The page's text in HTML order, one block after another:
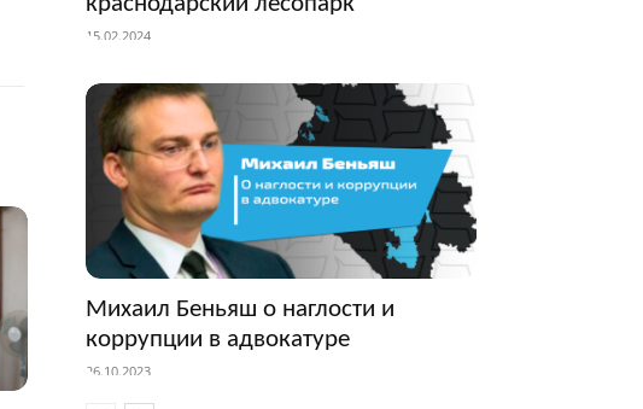
15.02.2024
Михаил Беньяш о наглости и
коррупции в адвокатуре
26.10.2023